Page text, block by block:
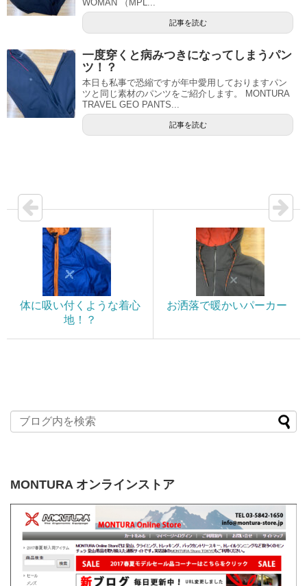
WOMAN （MPL...
記事を読む
一度穿くと病みつきになってしまうパン
ツ！？
本日も私事で恐縮ですが年中愛用しておりますパン
ツと同じ素材のパンツをご紹介します。 MONTURA
TRAVEL GEO PANTS...
記事を読む
体に吸い付くような着心
地！？
お洒落で暖かいパーカー
MONTURA オンラインストア